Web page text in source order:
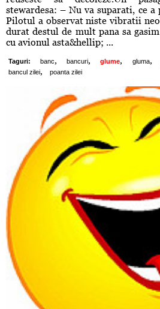
stewardesa: – Nu va suparati, ce
Pilotul a observat niste vibratii
durat destul de mult pana sa
cu avionul asta&hellip; ...
Taguri: banc, bancuri, glume, gluma,
bancul zilei, poanta zilei